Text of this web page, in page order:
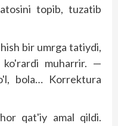
topib, tuzatib
bir umrga tatiydi,
muharrir. —
bola… Korrektura
qat'iy amal qildi.